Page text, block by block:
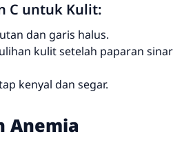
C untuk Kulit:
dan garis halus.
kulit setelah paparan sinar
kenyal dan segar.
Anemia